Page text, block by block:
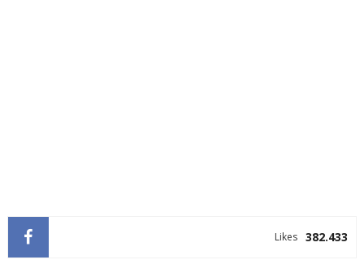
382.433
Likes